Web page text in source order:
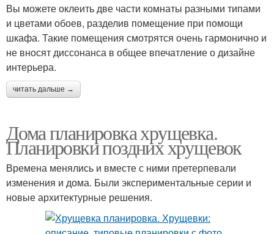
Вы можете оклеить две части комнаты разными типами
и цветами обоев, разделив помещение при помощи
шкафа. Такие помещения смотрятся очень гармонично и
не вносят диссонанса в общее впечатление о дизайне
интерьера.
читать дальше →
Дома планировка хрущевка.
Планировки поздних хрущевок
Времена менялись и вместе с ними претерпевали
изменения и дома. Были экспериментальные серии и
новые архитектурные решения.